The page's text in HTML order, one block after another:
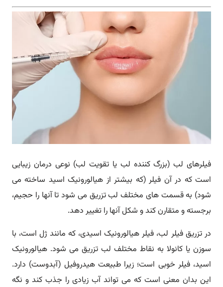
فیلرهای لب (بزرگ کننده لب یا تقویت لب) نوعی درمان زیبایی
است که در آن فیلر (که بیشتر از هیالورونیک اسید ساخته می
شود) به قسمت های مختلف لب تزریق می شود تا آنها را حجیم،
برجسته و متقارن کند و شکل آنها را تغییر دهد.
در تزریق فیلر لب، فیلر هیالورونیک اسیدی، که مانند ژل است، با
سوزن یا کانولا به نقاط مختلف لب تزریق می شود. هیالورونیک
اسید، فیلر خوبی است؛ زیرا طبیعت هیدروفیل (آبدوست) دارد.
این بدان معنی است که می تواند آب زیادی را جذب کند و نگه